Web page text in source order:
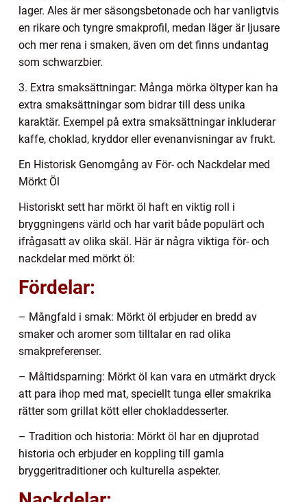
lager. Ales är mer säsongsbetonade och har vanligtvis
en rikare och tyngre smakprofil, medan läger är ljusare
och mer rena i smaken, även om det finns undantag
som schwarzbier.
3. Extra smaksättningar: Många mörka öltyper kan ha
extra smaksättningar som bidrar till dess unika
karaktär. Exempel på extra smaksättningar inkluderar
kaffe, choklad, kryddor eller evenanvisningar av frukt.
En Historisk Genomgång av För- och Nackdelar med
Mörkt Öl
Historiskt sett har mörkt öl haft en viktig roll i
bryggningens värld och har varit både populärt och
ifrågasatt av olika skäl. Här är några viktiga för- och
nackdelar med mörkt öl:
Fördelar:
– Mångfald i smak: Mörkt öl erbjuder en bredd av
smaker och aromer som tilltalar en rad olika
smakpreferenser.
– Måltidsparning: Mörkt öl kan vara en utmärkt dryck
att para ihop med mat, speciellt tunga eller smakrika
rätter som grillat kött eller chokladdesserter.
– Tradition och historia: Mörkt öl har en djuprotad
historia och erbjuder en koppling till gamla
bryggeritraditioner och kulturella aspekter.